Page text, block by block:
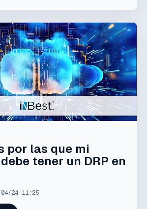
por las que mi
tener un DRP en
24 11:25